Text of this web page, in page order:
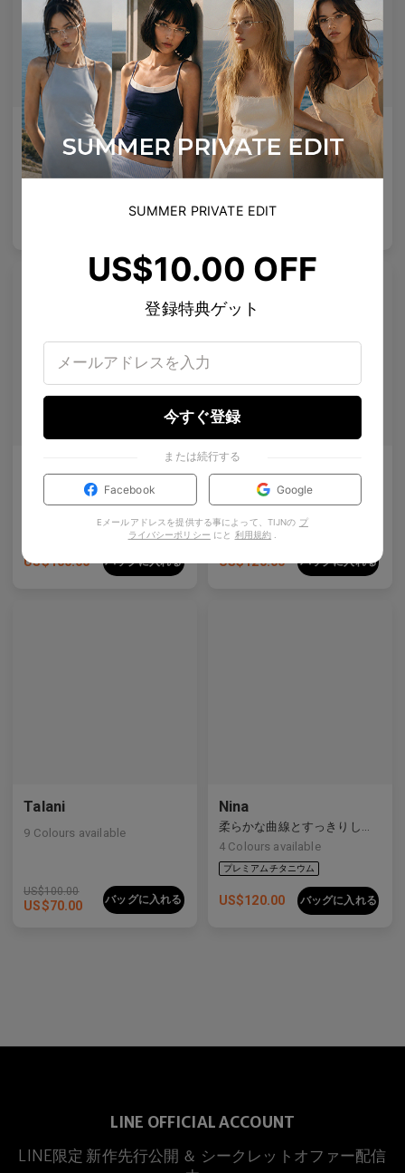
Olisa Air
どんな顔にも適した微妙なリフト、より良いフィット感 — あらゆる顔に対応する柔軟性。
5 Colours available
Rin
清潔なライン、クリスタルのスタッズ、静かな宇宙のきらめき。
4 Colours available
Colours available
US$100.00 バッグに入れる
Eryx
9 Colours available
プレミアムチタニウム
US$120.00 バッグに入れる
Talani
9 Colours available
US$100.00
US$70.00 バッグに入れる
Nina
4 Colours available
US$120.00 バッグに入れる
LINE OFFICIAL ACCOUNT
LINE限定 新作先行公開 ＆ シークレットオファー配信
SUMMER PRIVATE EDIT
US$10.00 OFF
登録特典ゲット
今すぐ登録
または続行する
Facebook Google
Eメールアドレスを提供する事によって、TIJNの プ
ライバシーポリシー にと 利用規約 .